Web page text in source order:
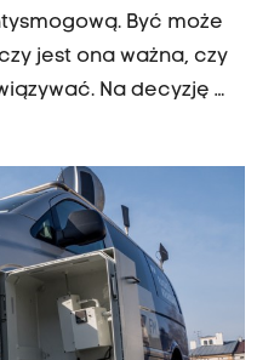
Być może
jest ona ważna, czy
Na decyzję z
zmian w uchwale.
podwójnych
gazowego,
który działa